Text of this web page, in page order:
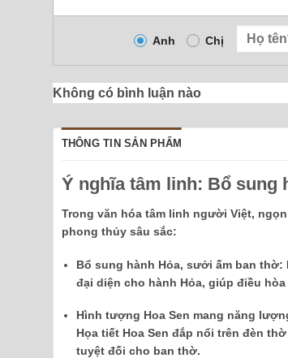
Anh Chị
Không có bình luận nào
THÔNG TIN SẢN PHẨM
Ý nghĩa tâm linh: Bổ sung
Trong văn hóa tâm linh người Việt,
phong thủy sâu sắc:
Bổ sung hành Hỏa, sưởi ấm ban thờ:
đại diện cho hành Hỏa, giúp điều
Hình tượng Hoa Sen mang năng
Họa tiết Hoa Sen đắp nổi trên đèn
tuyệt đối cho ban thờ.